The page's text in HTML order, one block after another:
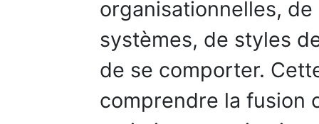
organisationnelles,
systèmes, de styles
de se comporter.
comprendre la fusion